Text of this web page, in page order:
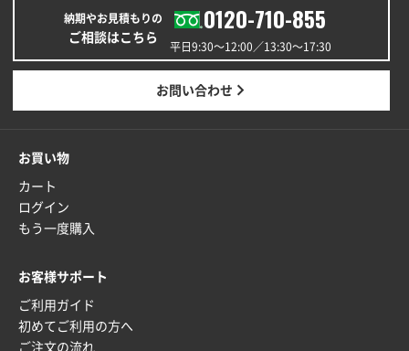
安い
ワンポイント箔押し紙袋 M横サイズ(A4対応)
価格と納期が希望に合ったから
神奈川県S社様
ワンポイント箔押し紙袋 M横サイズ(A4対応)
2025年12月16日 10:39
富山県O社様
納期やお見積もりの
ご相談はこちら
0120-710-855
平日9:30〜12:00／13:30〜17:30
お問い合わせ
お買い物
カート
ログイン
もう一度購入
お客様サポート
ご利用ガイド
初めてご利用の方へ
ご注文の流れ